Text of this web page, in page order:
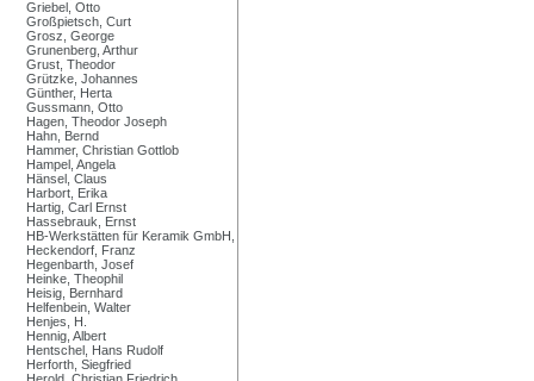
Griebel, Otto
Großpietsch, Curt
Grosz, George
Grunenberg, Arthur
Grust, Theodor
Grützke, Johannes
Günther, Herta
Gussmann, Otto
Hagen, Theodor Joseph
Hahn, Bernd
Hammer, Christian Gottlob
Hampel, Angela
Hänsel, Claus
Harbort, Erika
Hartig, Carl Ernst
Hassebrauk, Ernst
HB-Werkstätten für Keramik GmbH,
Heckendorf, Franz
Hegenbarth, Josef
Heinke, Theophil
Heisig, Bernhard
Helfenbein, Walter
Henjes, H.
Hennig, Albert
Hentschel, Hans Rudolf
Herforth, Siegfried